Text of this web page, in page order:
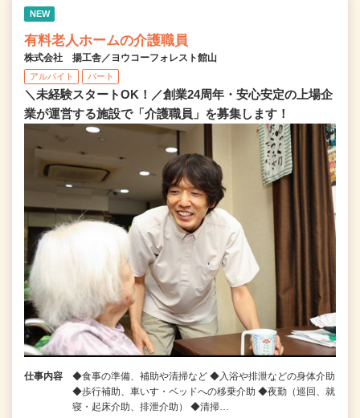
NEW
有料老人ホームの介護職員
株式会社 揚工舎／ヨウコーフォレスト館山
アルバイト パート
＼未経験スタートOK！／創業24周年・安心安定の上場企
業が運営する施設で「介護職員」を募集します！
仕事内容
◆食事の準備、補助や清掃など ◆入浴や排泄などの身体介助
◆歩行補助、車いす・ベッドへの移乗介助 ◆夜勤（巡回、就
寝・起床介助、排泄介助） ◆清掃…